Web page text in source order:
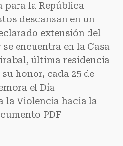
para la República
descansan en un
extensión del
encuentra en la Casa
última residencia
honor, cada 25 de
el Día
la Violencia hacia la
PDF